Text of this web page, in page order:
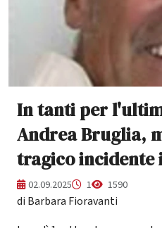
In tanti per
Andrea Bruglia,
tragico incidente
02.09.2025 1 1590
di Barbara Fioravanti